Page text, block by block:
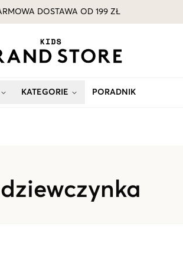
DOSTAWA OD 199 ZŁ
KATEGORIE PORADNIK